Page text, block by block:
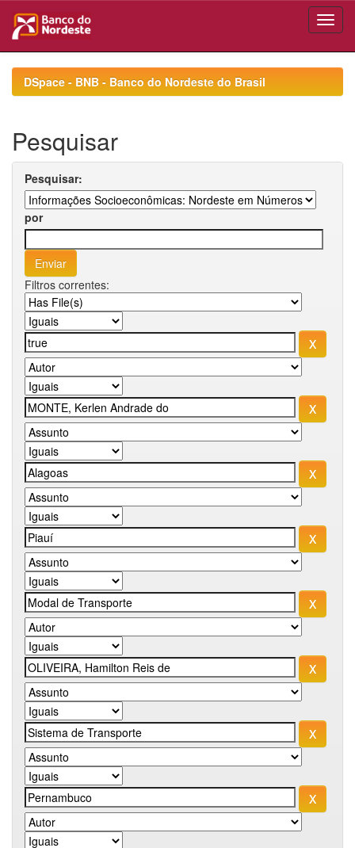
navigationDSpace - BNB - Banco do Nordeste do Brasil
Pesquisar
Pesquisar:
por
Filtros correntes: